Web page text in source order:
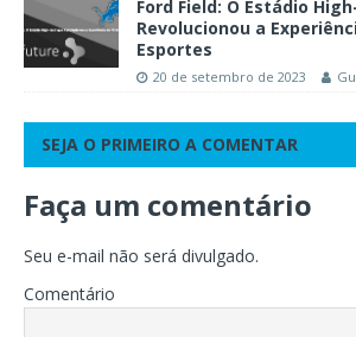
Ford Field: O Estádio
Revolucionou a
Esportes
20 de setembro de 2023
SEJA O PRIMEIRO A COMENTAR
Faça um comentário
Seu e-mail não será divulgado.
Comentário